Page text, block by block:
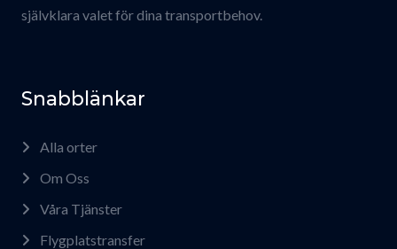
självklara valet för dina transportbehov.
Snabblänkar
Alla orter
Om Oss
Våra Tjänster
Flygplatstransfer